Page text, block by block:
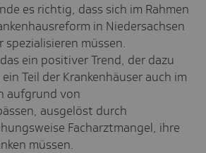
es richtig, dass sich im Rahmen
in Niedersachsen
spezialisieren müssen.
ein positiver Trend, der dazu
Teil der Krankenhäuser auch im
aufgrund von
ausgelöst durch
Facharztmangel, ihre
müssen.